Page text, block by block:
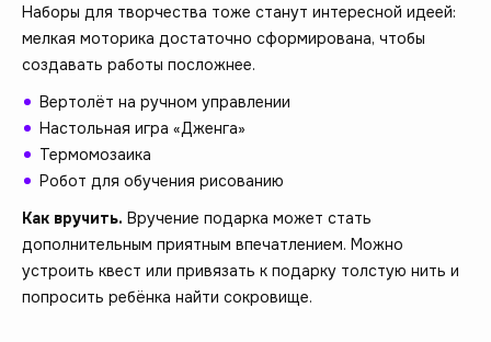
Наборы для творчества тоже станут интересной идеей:
мелкая моторика достаточно сформирована, чтобы
создавать работы посложнее.
Вертолёт на ручном управлении
Настольная игра «Дженга»
Термомозаика
Робот для обучения рисованию
Как вручить. Вручение подарка может стать
дополнительным приятным впечатлением. Можно
устроить квест или привязать к подарку толстую нить и
попросить ребёнка найти сокровище.